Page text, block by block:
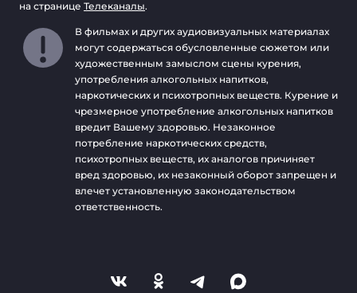
на странице Телеканалы.
В фильмах и других аудиовизуальных материалах
могут содержаться обусловленные сюжетом или
художественным замыслом сцены курения,
употребления алкогольных напитков,
наркотических и психотропных веществ. Курение и
чрезмерное употребление алкогольных напитков
вредит Вашему здоровью. Незаконное
потребление наркотических средств,
психотропных веществ, их аналогов причиняет
вред здоровью, их незаконный оборот запрещен и
влечет установленную законодательством
ответственность.